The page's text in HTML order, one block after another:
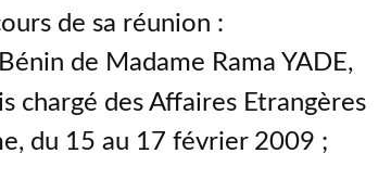
de sa réunion :
de Madame Rama YADE,
chargé des Affaires Etrangères
du 15 au 17 février 2009 ;